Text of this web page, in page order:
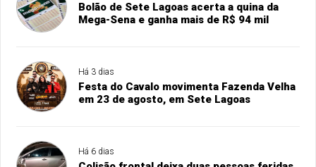
Bolão de Sete Lagoas acerta a quina da
Mega-Sena e ganha mais de R$ 94 mil
Há 3 dias
Festa do Cavalo movimenta Fazenda Velha
em 23 de agosto, em Sete Lagoas
Há 6 dias